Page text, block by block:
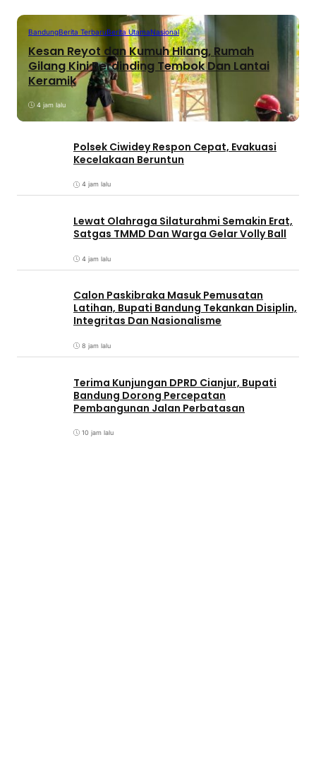
BandungBerita TerbaruBerita UtamaNasional
Kesan Reyot dan Kumuh Hilang, Rumah
Gilang Kini Berdinding Tembok Dan Lantai
Keramik
4 jam lalu
Polsek Ciwidey Respon Cepat, Evakuasi
Kecelakaan Beruntun
4 jam lalu
Lewat Olahraga Silaturahmi Semakin Erat,
Satgas TMMD Dan Warga Gelar Volly Ball
4 jam lalu
Calon Paskibraka Masuk Pemusatan
Latihan, Bupati Bandung Tekankan Disiplin,
Integritas Dan Nasionalisme
8 jam lalu
Terima Kunjungan DPRD Cianjur, Bupati
Bandung Dorong Percepatan
Pembangunan Jalan Perbatasan
10 jam lalu